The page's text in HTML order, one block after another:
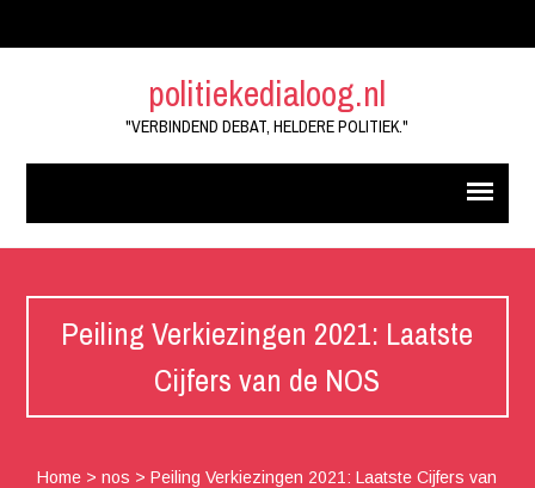
politiekedialoog.nl
"VERBINDEND DEBAT, HELDERE POLITIEK."
Peiling Verkiezingen 2021: Laatste
Cijfers van de NOS
Home >nos >Peiling Verkiezingen 2021: Laatste Cijfers van